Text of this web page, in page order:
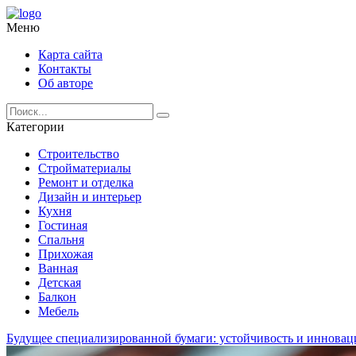
Меню
Карта сайта
Контакты
Об авторе
Категории
Строительство
Стройматериалы
Ремонт и отделка
Дизайн и интерьер
Кухня
Гостиная
Спальня
Прихожая
Ванная
Детская
Балкон
Мебель
Будущее специализированной бумаги: устойчивость и